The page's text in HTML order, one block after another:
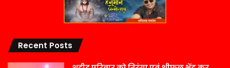
Recent Posts